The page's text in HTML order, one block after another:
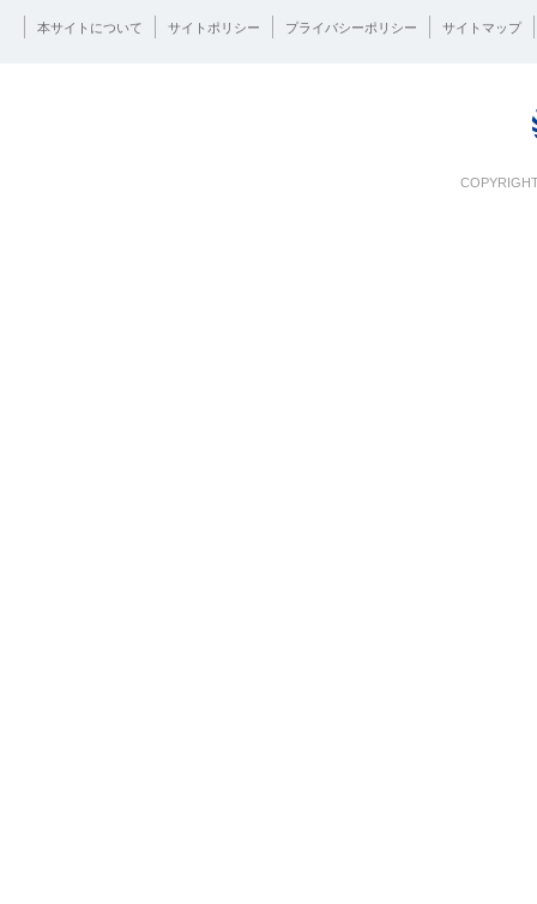
本サイトについて サイトポリシー プライバシーポリシー サイトマップ